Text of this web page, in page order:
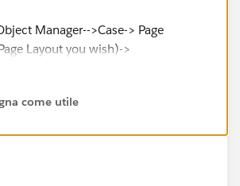
Manager-->Case-> Page
Layout you wish)->
come utile